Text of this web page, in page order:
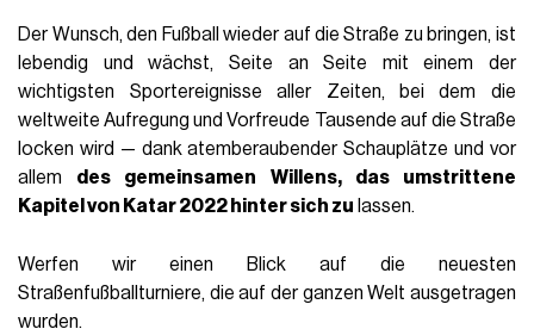
Der Wunsch, den Fußball wieder auf die Straße zu bringen, ist
lebendig und wächst, Seite an Seite mit einem der
wichtigsten Sportereignisse aller Zeiten, bei dem die
weltweite Aufregung und Vorfreude Tausende auf die Straße
locken wird — dank atemberaubender Schauplätze und vor
allem des gemeinsamen Willens, das umstrittene
Kapitel von Katar 2022 hinter sich zu lassen.
Werfen wir einen Blick auf die neuesten
Straßenfußballturniere, die auf der ganzen Welt ausgetragen
wurden.